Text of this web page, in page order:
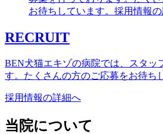
RECRUIT
BEN犬猫エキゾの病院では、スタッ
す。たくさんの方のご応募をお待ち
採用情報の詳細へ
当院について